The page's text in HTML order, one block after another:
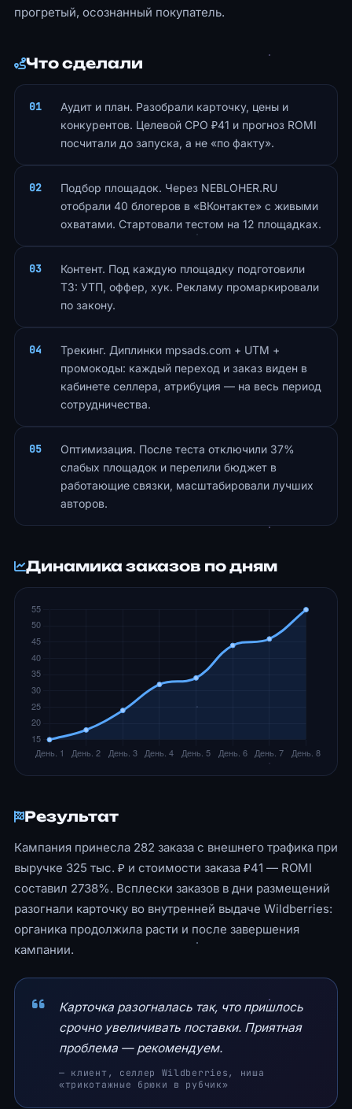
прогретый, осознанный покупатель.
Что сделали
Аудит и план. Разобрали карточку, цены и
конкурентов. Целевой CPO ₽41 и прогноз ROMI
посчитали до запуска, а не «по факту».
Подбор площадок. Через NEBLOHER.RU
отобрали 40 блогеров в «ВКонтакте» с живыми
охватами. Стартовали тестом на 12 площадках.
Контент. Под каждую площадку подготовили
ТЗ: УТП, оффер, хук. Рекламу промаркировали
по закону.
Трекинг. Диплинки mpsads.com + UTM +
промокоды: каждый переход и заказ виден в
кабинете селлера, атрибуция — на весь период
сотрудничества.
Оптимизация. После теста отключили 37%
слабых площадок и перелили бюджет в
работающие связки, масштабировали лучших
авторов.
Динамика заказов по дням
Результат
Кампания принесла 282 заказа с внешнего трафика при
выручке 325 тыс. ₽ и стоимости заказа ₽41 — ROMI
составил 2738%. Всплески заказов в дни размещений
разогнали карточку во внутренней выдаче Wildberries:
органика продолжила расти и после завершения
кампании.
Карточка разогналась так, что пришлось
срочно увеличивать поставки. Приятная
проблема — рекомендуем.
— клиент, селлер Wildberries, ниша
«трикотажные брюки в рубчик»